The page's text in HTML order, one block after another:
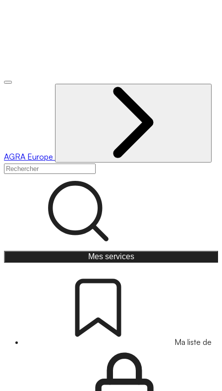
AGRA Europe
Mes services
Ma liste de